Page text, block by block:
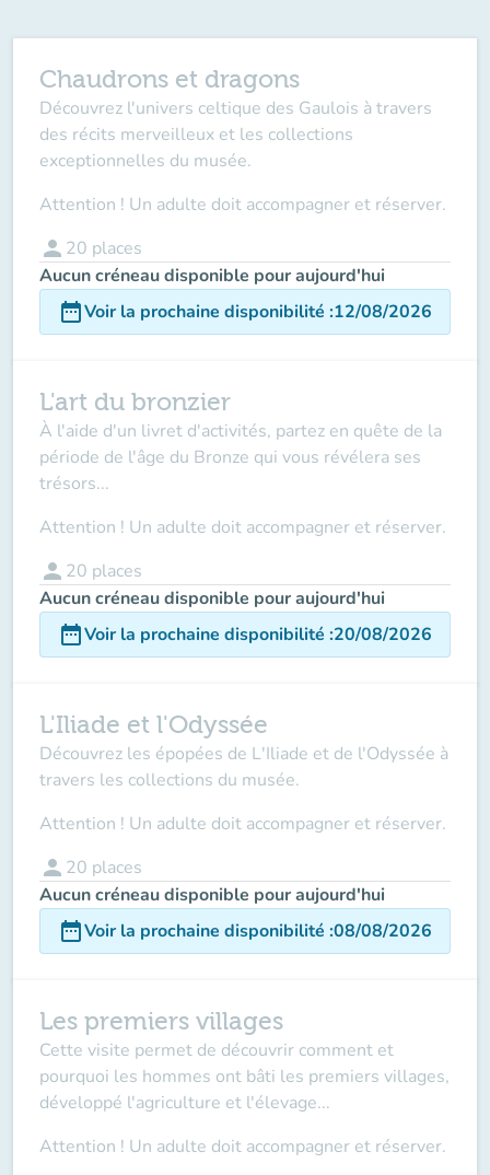
Chaudrons et dragons
Découvrez l'univers celtique des Gaulois à travers
des récits merveilleux et les collections
exceptionnelles du musée.
Attention ! Un adulte doit accompagner et réserver.
person 20 places
Aucun créneau disponible pour aujourd'hui
date_rangeVoir la prochaine disponibilité :12/08/2026
L'art du bronzier
À l'aide d'un livret d'activités, partez en quête de la
période de l'âge du Bronze qui vous révélera ses
trésors...
Attention ! Un adulte doit accompagner et réserver.
person 20 places
Aucun créneau disponible pour aujourd'hui
date_rangeVoir la prochaine disponibilité :20/08/2026
L'Iliade et l'Odyssée
Découvrez les épopées de L'Iliade et de l'Odyssée à
travers les collections du musée.
Attention ! Un adulte doit accompagner et réserver.
person 20 places
Aucun créneau disponible pour aujourd'hui
date_rangeVoir la prochaine disponibilité :08/08/2026
Les premiers villages
Cette visite permet de découvrir comment et
pourquoi les hommes ont bâti les premiers villages,
développé l'agriculture et l'élevage...
Attention ! Un adulte doit accompagner et réserver.